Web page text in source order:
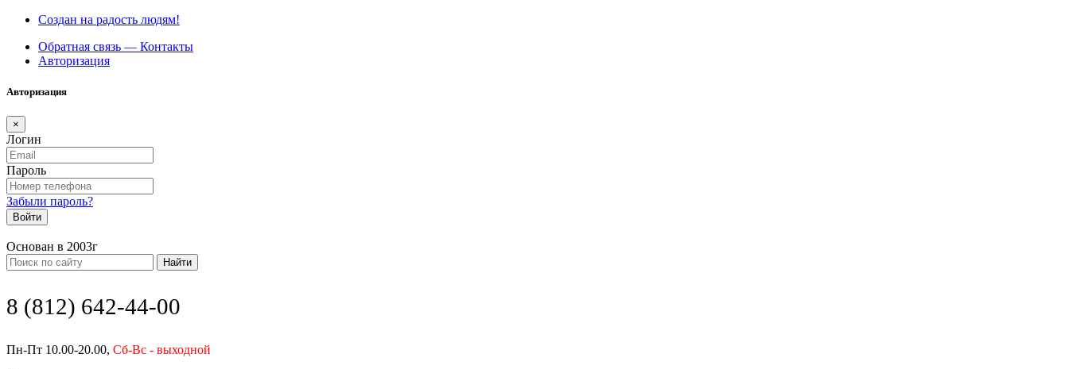
Создан на радость людям!
Обратная связь — Контакты
Авторизация
Авторизация
×
Логин
Пароль
Забыли пароль?
Войти
Основан в 2003г
Найти
8 (812) 642-44-00
Пн-Пт 10.00-20.00, Сб-Вс - выходной